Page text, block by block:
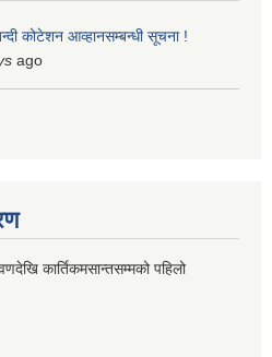
कोटेशन आव्हानसम्बन्धी सूचना !
ago
कार्तिकमसान्तसम्मको पहिलो